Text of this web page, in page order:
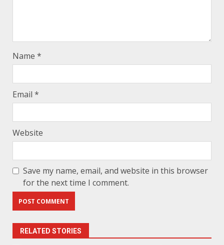
Name *
Email *
Website
Save my name, email, and website in this browser
for the next time I comment.
RELATED STORIES